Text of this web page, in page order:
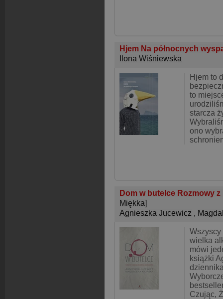
Hjem Na północnych
Ilona Wiśniewska
Hjem to
to
starcza
ono
Dom w butelce Rozmowy
Miękka]
Agnieszka Jucewicz ,
wielka
mówi
książki
Czując,